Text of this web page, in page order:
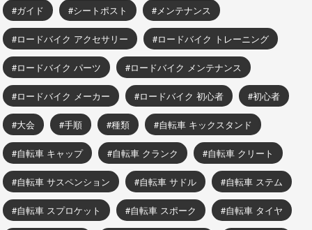
ガイド シートポスト メンテナンス
ロードバイク アクセサリー ロードバイク トレーニング
ロードバイク パーツ ロードバイク メンテナンス
ロードバイク メーカー ロードバイク 初心者 初心者
大会 手順 種類 自転車 キックスタンド
自転車 キャップ 自転車 クランク 自転車 クリート
自転車 サスペンション 自転車 サドル 自転車 ステム
自転車 スプロケット 自転車 スポーク 自転車 タイヤ